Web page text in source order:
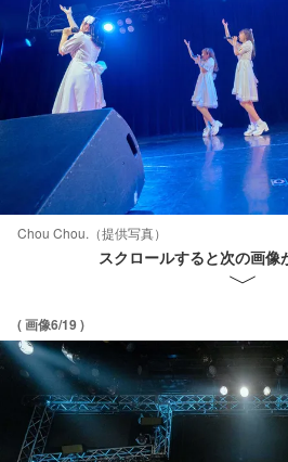
Chou Chou.（提供写真）
スクロールすると次の画像
( 画像6/19 )